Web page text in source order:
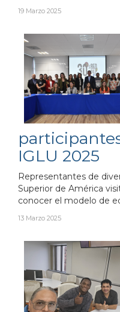
19 Marzo 2025
IGLU 2025
Representantes de
Superior de América
conocer el modelo de
13 Marzo 2025